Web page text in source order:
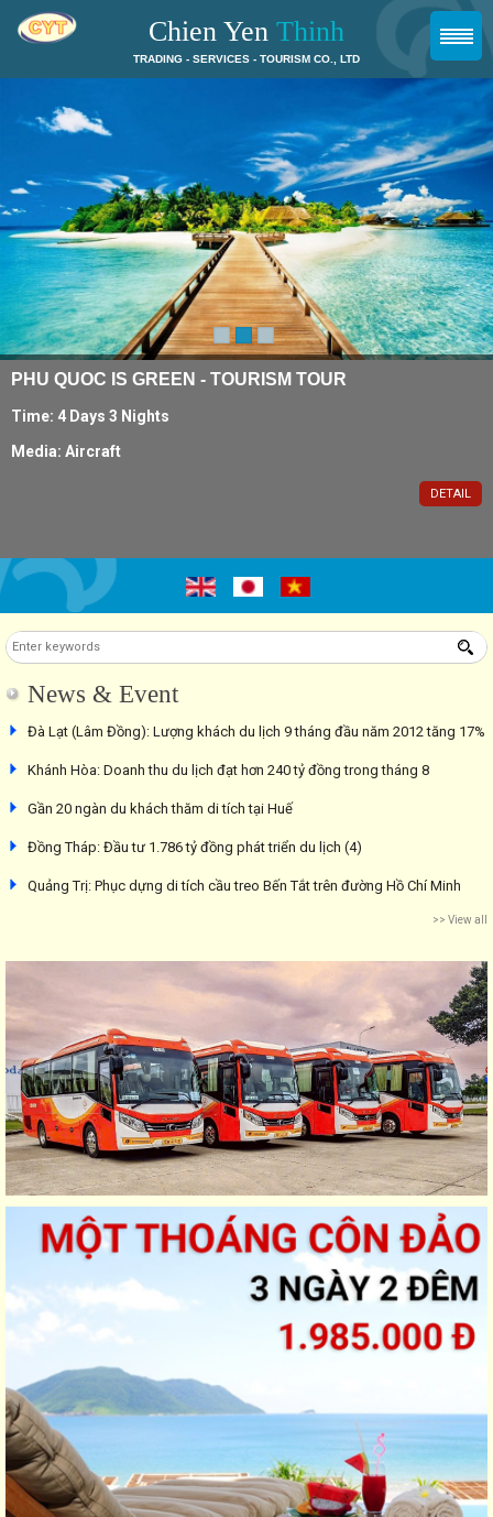
Chien Yen Thinh
TRADING - SERVICES - TOURISM CO., LTD
PHU QUOC IS GREEN - TOURISM TOUR
Time: 4 Days 3 Nights
Media: Aircraft
DETAIL
News & Event
Đà Lạt (Lâm Đồng): Lượng khách du lịch 9 tháng đầu năm 2012 tăng 17%
Khánh Hòa: Doanh thu du lịch đạt hơn 240 tỷ đồng trong tháng 8
Gần 20 ngàn du khách thăm di tích tại Huế
Đồng Tháp: Đầu tư 1.786 tỷ đồng phát triển du lịch (4)
Quảng Trị: Phục dựng di tích cầu treo Bến Tắt trên đường Hồ Chí Minh
>> View all